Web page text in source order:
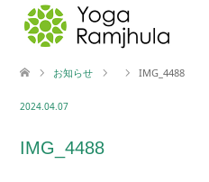
お知らせ IMG_4488
2024.04.07
IMG_4488